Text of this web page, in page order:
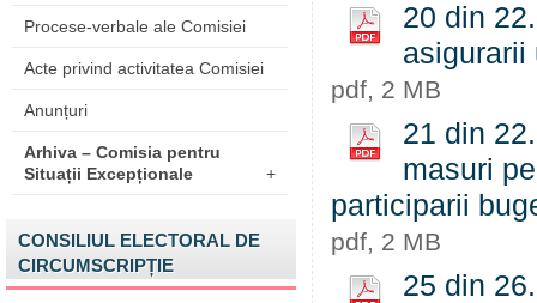
Procese-verbale ale Comisiei
Acte privind activitatea Comisiei
Anunțuri
Arhiva – Comisia pentru
Situații Excepționale
+
CONSILIUL ELECTORAL DE
CIRCUMSCRIPȚIE
20 din
asigurarii
pdf, 2 MB
21 din
masuri
participarii
pdf, 2 MB
25 din